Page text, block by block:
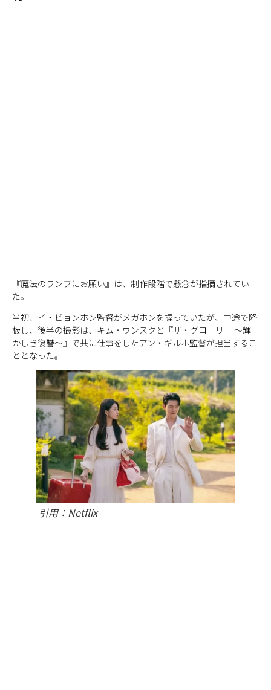
『魔法のランプにお願い』は、制作段階で懸念が指摘されてい
た。
当初、イ・ビョンホン監督がメガホンを握っていたが、中途で降
板し、後半の撮影は、キム・ウンスクと『ザ・グローリー 〜輝
かしき復讐〜』で共に仕事をしたアン・ギルホ監督が担当するこ
ととなった。
引用：Netflix